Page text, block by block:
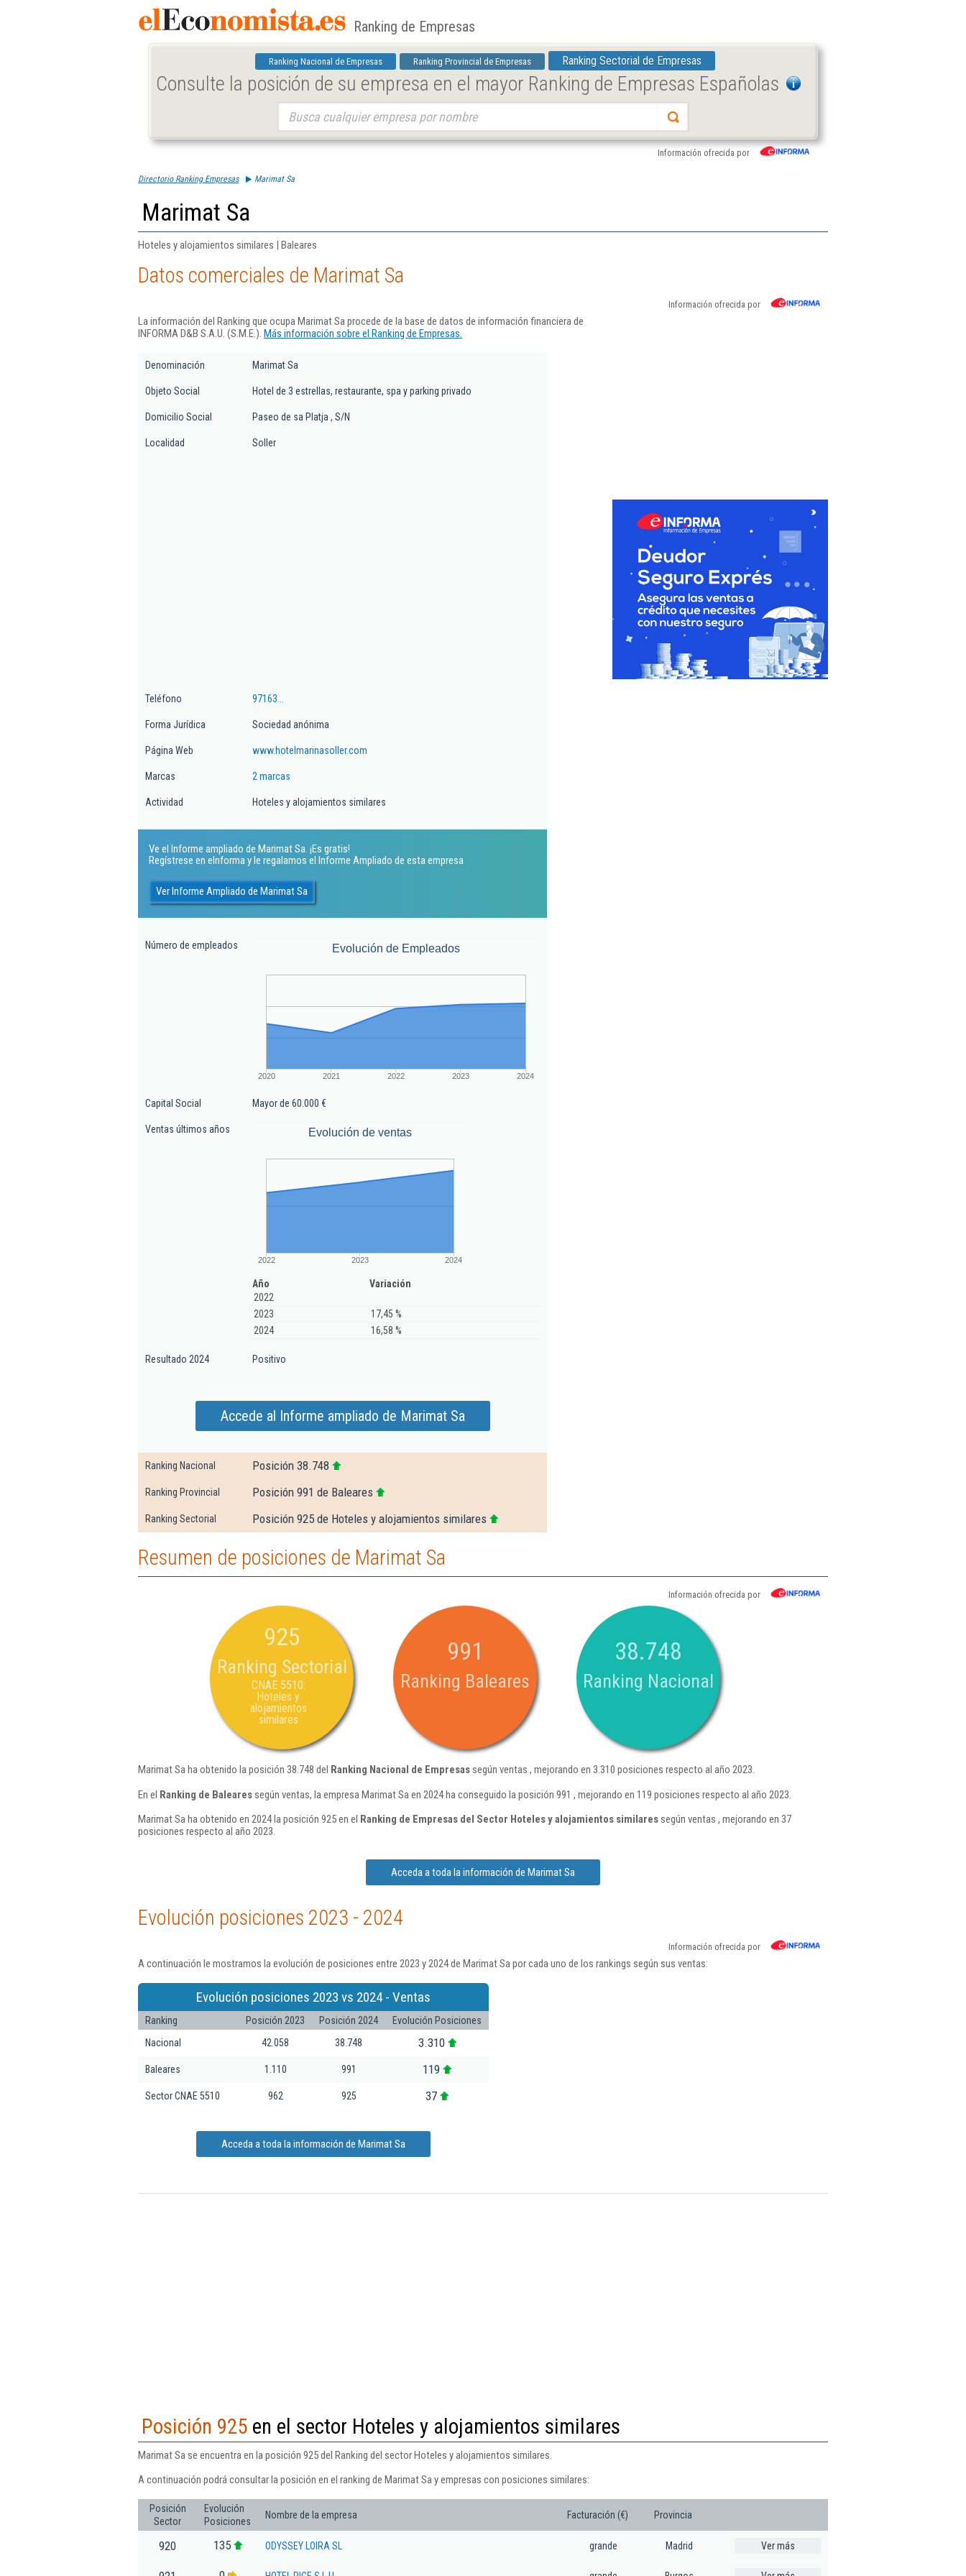
Ranking de Empresas
Ranking Nacional de Empresas Ranking Provincial de Empresas Ranking Sectorial de Empresas
Consulte la posición de su empresa en el mayor Ranking de Empresas Españolas
Información ofrecida por
Directorio Ranking Empresas Marimat Sa
Marimat Sa
Hoteles y alojamientos similares | Baleares
Datos comerciales de Marimat Sa
Información ofrecida por
La información del Ranking que ocupa Marimat Sa procede de la base de datos de información financiera de
INFORMA D&B S.A.U. (S.M.E.). Más información sobre el Ranking de Empresas.
Denominación Marimat Sa
Objeto Social Hotel de 3 estrellas, restaurante, spa y parking privado
Domicilio Social Paseo de sa Platja , S/N
Localidad Soller
Teléfono 97163...
Forma Jurídica Sociedad anónima
Página Web www.hotelmarinasoller.com
Marcas 2 marcas
Actividad Hoteles y alojamientos similares
Ve el Informe ampliado de Marimat Sa. ¡Es gratis!
Regístrese en eInforma y le regalamos el Informe Ampliado de esta empresa
Ver Informe Ampliado de Marimat Sa
Número de empleados Evolución de Empleados
2020 2021 2022 2023 2024
Capital Social Mayor de 60.000 €
Ventas últimos años Evolución de ventas
2022 2023 2024
Año
Variación
2022
2023
17,45 %
2024
16,58 %
Resultado 2024 Positivo
Accede al Informe ampliado de Marimat Sa
Ranking Nacional Posición 38.748
Ranking Provincial Posición 991 de Baleares
Ranking Sectorial Posición 925 de Hoteles y alojamientos similares
Resumen de posiciones de Marimat Sa
Información ofrecida por
925
Ranking Sectorial
CNAE 5510:
Hoteles y
alojamientos
similares
991
Ranking Baleares
38.748
Ranking Nacional
Marimat Sa ha obtenido la posición 38.748 del Ranking Nacional de Empresassegún ventas , mejorando en 3.310 posiciones respecto al año 2023.
En el Ranking de Balearessegún ventas, la empresa Marimat Sa en 2024 ha conseguido la posición 991 , mejorando en 119 posiciones respecto al año 2023.
Marimat Sa ha obtenido en 2024 la posición 925 en el Ranking de Empresas del Sector Hoteles y alojamientos similaressegún ventas , mejorando en 37
posiciones respecto al año 2023.
Acceda a toda la información de Marimat Sa
Evolución posiciones 2023 - 2024
Información ofrecida por
A continuación le mostramos la evolución de posiciones entre 2023 y 2024 de Marimat Sa por cada uno de los rankings según sus ventas:
Evolución posiciones 2023 vs 2024 - Ventas
Ranking Posición 2023 Posición 2024
Evolución Posiciones
Nacional
42.058 38.748 3.310
Baleares 1.110 991 119
Sector CNAE 5510 962 925 37
Acceda a toda la información de Marimat Sa
Posición 925 en el sector Hoteles y alojamientos similares
Marimat Sa se encuentra en la posición 925 del Ranking del sector Hoteles y alojamientos similares.
A continuación podrá consultar la posición en el ranking de Marimat Sa y empresas con posiciones similares:
Posición
Sector
Evolución
Posiciones
Nombre de la empresa Facturación (€) Provincia
920 135 ODYSSEY LOIRA SL grande Madrid Ver más